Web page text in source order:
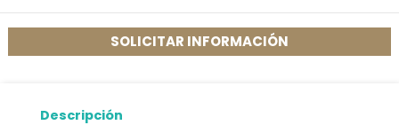
SOLICITAR INFORMACIÓN
Descripción